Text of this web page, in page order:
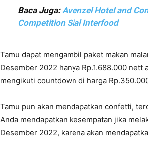
Baca Juga:Avenzel Hotel and
Competition Sial Interfood
Tamu dapat mengambil paket makan
Desember 2022 hanya Rp.1.688.000 nett
mengikuti countdown di harga
Tamu pun akan mendapatkan confetti,
Anda mendapatkan kesempatan jika
Desember 2022, karena akan